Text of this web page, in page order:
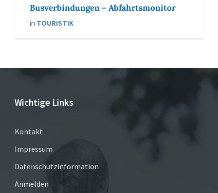
Busverbindungen – Abfahrtsmonitor
in TOURISTIK
Wichtige Links
Kontakt
Impressum
Datenschutzinformation
Anmelden